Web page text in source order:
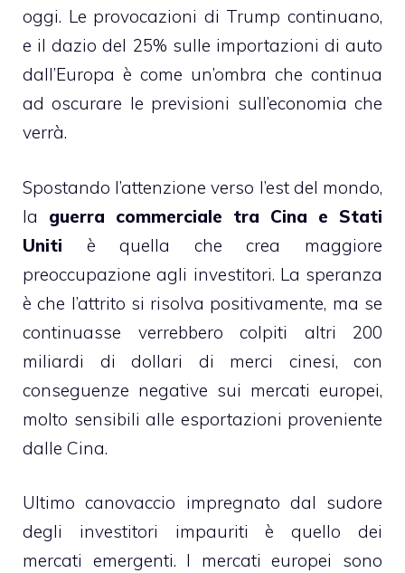
oggi. Le provocazioni di Trump continuano,
e il dazio del 25% sulle importazioni di auto
dall’Europa è come un’ombra che continua
ad oscurare le previsioni sull’economia che
verrà.
Spostando l’attenzione verso l’est del mondo,
la guerra commerciale tra Cina e Stati
Uniti è quella che crea maggiore
preoccupazione agli investitori. La speranza
è che l’attrito si risolva positivamente, ma se
continuasse verrebbero colpiti altri 200
miliardi di dollari di merci cinesi, con
conseguenze negative sui mercati europei,
molto sensibili alle esportazioni proveniente
dalle Cina.
Ultimo canovaccio impregnato dal sudore
degli investitori impauriti è quello dei
mercati emergenti. I mercati europei sono